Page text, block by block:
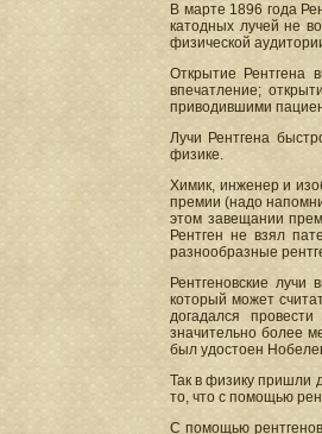
В марте 1896 года
катодных лучей не
физической
Открытие Рентгена
впечатление;
приводившими
Лучи Рентгена
физике.
Химик, инженер и
премии (надо
этом завещании
Рентген не взял
разнообразные
Рентгеновские
который может
догадался
значительно более
был удостоен
Так в физику пришли
то, что с помощью
С помощью